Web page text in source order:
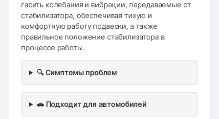
гасить колебания и вибрации, передаваемые от
стабилизатора, обеспечивая тихую и
комфортную работу подвески, а также
правильное положение стабилизатора в
процессе работы.
🔍 Симптомы проблем
🚗 Подходит для автомобилей